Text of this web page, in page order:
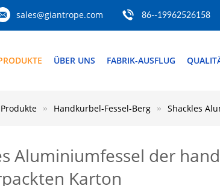
sales@giantrope.com 86--19962526158
ÜBER UNS FABRIK-AUSFLUG
Produkte Handkurbel-Fessel-Berg Shackles
Aluminiumfessel der
Karton